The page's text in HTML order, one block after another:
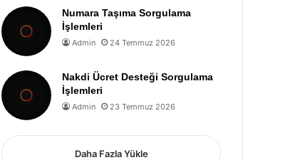
Numara Taşıma Sorgulama
İşlemleri
Admin 24 Temmuz 2026
Nakdi Ücret Desteği Sorgulama
İşlemleri
Admin 23 Temmuz 2026
Daha Fazla Yükle